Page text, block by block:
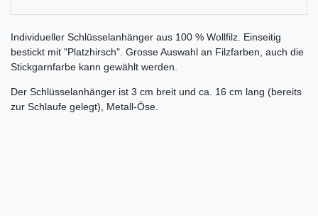
Individueller Schlüsselanhänger aus 100 % Wollfilz. Einseitig
bestickt mit "Platzhirsch". Grosse Auswahl an Filzfarben, auch die
Stickgarnfarbe kann gewählt werden.
Der Schlüsselanhänger ist 3 cm breit und ca. 16 cm lang (bereits
zur Schlaufe gelegt), Metall-Öse.